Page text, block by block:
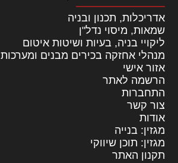
אדריכלות, תכנון ובניה
שמאות, מיסוי נדל"ן
ליקויי בניה, בעיות ושיטות איטום
מנהלי אחזקה בכירים מבנים ומערכות
אזור אישי
הרשמה לאתר
התחברות
צור קשר
אודות
מגזין: בנייה
מגזין: תוכן שיווקי
תקנון האתר